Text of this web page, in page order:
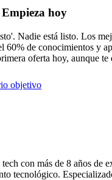
hoy
Nadie está listo. Los
60% de conocimientos y
oferta hoy, aunque te
objetivo
con más de 8 años de
tecnológico.